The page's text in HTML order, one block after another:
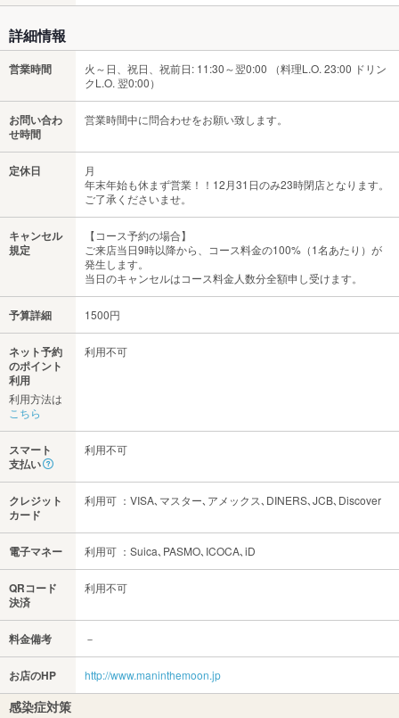
詳細情報
営業時間
火～日、祝日、祝前日: 11:30～翌0:00 （料理L.O. 23:00 ドリン
クL.O. 翌0:00）
お問い合わ
せ時間
営業時間中に問合わせをお願い致します。
定休日
月
年末年始も休まず営業！！12月31日のみ23時閉店となります。
ご了承くださいませ。
キャンセル
規定
【コース予約の場合】
ご来店当日9時以降から、コース料金の100%（1名あたり）が
発生します。
当日のキャンセルはコース料金人数分全額申し受けます。
予算詳細 1500円
ネット予約
のポイント
利用
利用方法は
こちら
利用不可
スマート
支払い
利用不可
クレジット
カード
利用可 ：VISA､マスター､アメックス､DINERS､JCB､Discover
電子マネー 利用可 ：Suica､PASMO､ICOCA､iD
QRコード
決済
利用不可
料金備考 －
お店のHP http://www.maninthemoon.jp
感染症対策